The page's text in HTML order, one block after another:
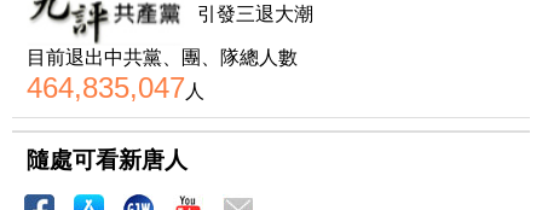
引發三退大潮
目前退出中共黨、團、隊總人數
464,835,047人
隨處可看新唐人